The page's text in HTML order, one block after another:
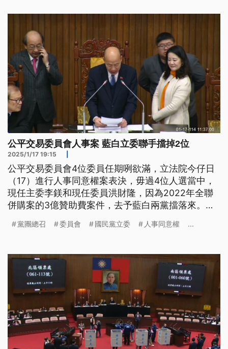
對立，回歸理性討論。
公平交易委員會人事案 藍白立委聯手擋掉2位
2025/1/17 19:15
公平交易委員會4位委員任期咧欲滿，立法院今仔日
（17）進行人事同意權案表決，毋過4位人選當中，
現任主委李鎂和現任委員洪財隆，因為2022年全聯
併購案的3億贊助費案件，去予藍白兩黨擋落來。
黨團總召 委員會 國民黨立委 人事同意權 ...